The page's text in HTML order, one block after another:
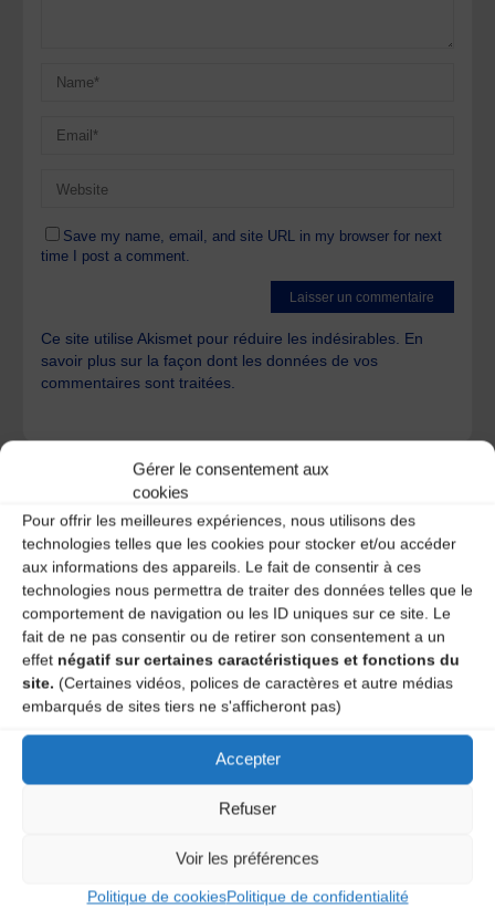
Gérer le consentement aux
cookies
Pour offrir les meilleures expériences, nous utilisons des
technologies telles que les cookies pour stocker et/ou accéder
aux informations des appareils. Le fait de consentir à ces
technologies nous permettra de traiter des données telles que le
comportement de navigation ou les ID uniques sur ce site. Le
fait de ne pas consentir ou de retirer son consentement a un
effet négatif sur certaines caractéristiques et fonctions du
site. (Certaines vidéos, polices de caractères et autre médias
embarqués de sites tiers ne s'afficheront pas)
Accepter
Refuser
Voir les préférences
Politique de cookiesPolitique de confidentialité
Save my name, email, and site URL in my browser for next
time I post a comment.
Ce site utilise Akismet pour réduire les indésirables. En
savoir plus sur la façon dont les données de vos
commentaires sont traitées
A DECOUVRIR :
Le distributeur des musiques Trad'